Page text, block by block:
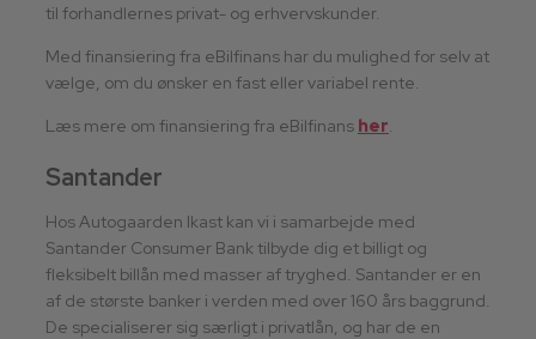
til forhandlernes privat- og erhvervskunder.
Med finansiering fra eBilfinans har du mulighed for selv at
vælge, om du ønsker en fast eller variabel rente.
Læs mere om finansiering fra eBilfinans her
Santander
Hos Autogaarden Ikast kan vi i samarbejde med
Santander Consumer Bank tilbyde dig et billigt og
fleksibelt billån med masser af tryghed. Santander er en
af de største banker i verden med over 160 års baggrund.
De specialiserer sig særligt i privatlån, og har de en